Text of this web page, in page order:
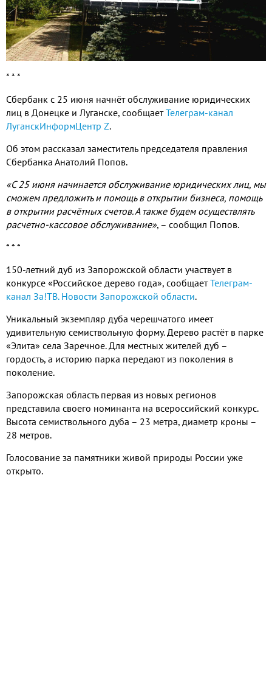
* * *
Сбербанк с 25 июня начнёт обслуживание юридических
лиц в Донецке и Луганске, сообщаетТелеграм-канал
ЛуганскИнформЦентр Z.
Об этом рассказал заместитель председателя правления
Сбербанка Анатолий Попов.
«С 25 июня начинается обслуживание юридических лиц, мы
сможем предложить и помощь в открытии бизнеса, помощь
в открытии расчётных счетов. А также будем осуществлять
расчетно-кассовое обслуживание», – сообщил Попов.
* * *
150-летний дуб из Запорожской области участвует в
конкурсе «Российское дерево года», сообщаетТелеграм-
канал За!ТВ. Новости Запорожской области.
Уникальный экземпляр дуба черешчатого имеет
удивительную семиствольную форму. Дерево растёт в парке
«Элита» села Заречное. Для местных жителей дуб –
гордость, а историю парка передают из поколения в
поколение.
Запорожская область первая из новых регионов
представила своего номинанта на всероссийский конкурс.
Высота семиствольного дуба – 23 метра, диаметр кроны –
28 метров.
Голосование за памятники живой природы России уже
открыто.